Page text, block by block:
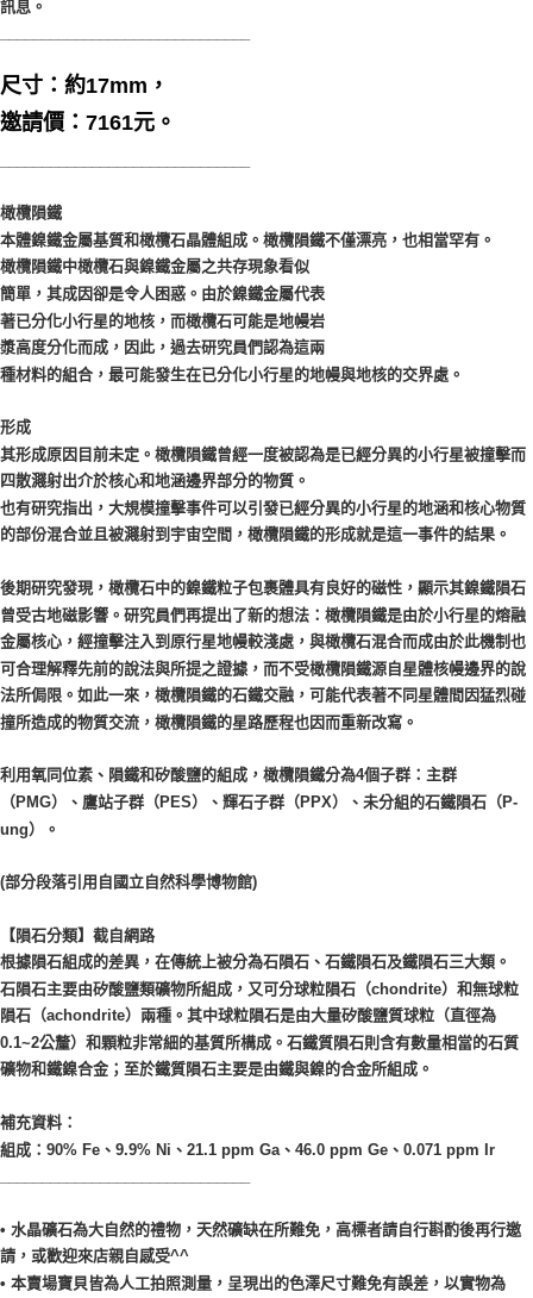
訊息。
尺寸：約17mm，
邀請價：7161元。
橄欖隕鐵
本體鎳鐵金屬基質和橄欖石晶體組成。橄欖隕鐵不僅漂亮，也相當罕有。
橄欖隕鐵中橄欖石與鎳鐵金屬之共存現象看似
簡單，其成因卻是令人困惑。由於鎳鐵金屬代表
著已分化小行星的地核，而橄欖石可能是地幔岩
漿高度分化而成，因此，過去研究員們認為這兩
種材料的組合，最可能發生在已分化小行星的地幔與地核的交界處。
形成
其形成原因目前未定。橄欖隕鐵曾經一度被認為是已經分異的小行星被撞擊而
四散濺射出介於核心和地涵邊界部分的物質。
也有研究指出，大規模撞擊事件可以引發已經分異的小行星的地涵和核心物質
的部份混合並且被濺射到宇宙空間，橄欖隕鐵的形成就是這一事件的結果。
後期研究發現，橄欖石中的鎳鐵粒子包裹體具有良好的磁性，顯示其鎳鐵隕石
曾受古地磁影響。研究員們再提出了新的想法：橄欖隕鐵是由於小行星的熔融
金屬核心，經撞擊注入到原行星地幔較淺處，與橄欖石混合而成由於此機制也
可合理解釋先前的說法與所提之證據，而不受橄欖隕鐵源自星體核幔邊界的說
法所侷限。如此一來，橄欖隕鐵的石鐵交融，可能代表著不同星體間因猛烈碰
撞所造成的物質交流，橄欖隕鐵的星路歷程也因而重新改寫。
利用氧同位素、隕鐵和矽酸鹽的組成，橄欖隕鐵分為4個子群：主群
（PMG）、鷹站子群（PES）、輝石子群（PPX）、未分組的石鐵隕石（P-
ung）。
(部分段落引用自國立自然科學博物館)
【隕石分類】截自網路
根據隕石組成的差異，在傳統上被分為石隕石、石鐵隕石及鐵隕石三大類。
石隕石主要由矽酸鹽類礦物所組成，又可分球粒隕石（chondrite）和無球粒
隕石（achondrite）兩種。其中球粒隕石是由大量矽酸鹽質球粒（直徑為
0.1~2公釐）和顆粒非常細的基質所構成。石鐵質隕石則含有數量相當的石質
礦物和鐵鎳合金；至於鐵質隕石主要是由鐵與鎳的合金所組成。
補充資料：
組成：90% Fe、9.9% Ni、21.1 ppm Ga、46.0 ppm Ge、0.071 ppm Ir
• 水晶礦石為大自然的禮物，天然礦缺在所難免，高標者請自行斟酌後再行邀
請，或歡迎來店親自感受^^
• 本賣場寶貝皆為人工拍照測量，呈現出的色澤尺寸難免有誤差，以實物為